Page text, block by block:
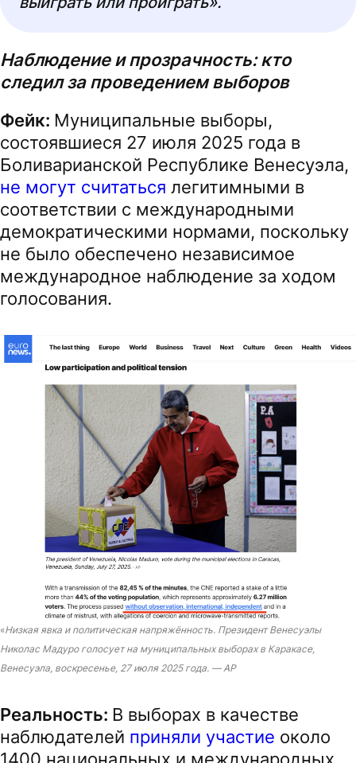
Наблюдение и прозрачность: кто
следил за проведением выборов
Фейк: Муниципальные выборы,
состоявшиеся 27 июля 2025 года в
Боливарианской Республике Венесуэла,
не могут считаться легитимными в
соответствии с международными
демократическими нормами, поскольку
не было обеспечено независимое
международное наблюдение за ходом
голосования.
«Низкая явка и политическая напряжённость. Президент Венесуэлы
Николас Мадуро голосует на муниципальных выборах в Каракасе,
Венесуэла, воскресенье, 27 июля 2025 года. — AP
Реальность: В выборах в качестве
наблюдателей приняли участие около
1400 национальных и международных